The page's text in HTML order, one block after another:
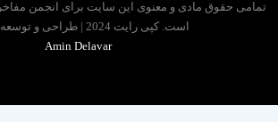
حقوق مادی و معنوی این سایت برای انجمن مفاخر
است. کپی رایت 2024 | طراحی و توسعه توسط
Amin Delavar